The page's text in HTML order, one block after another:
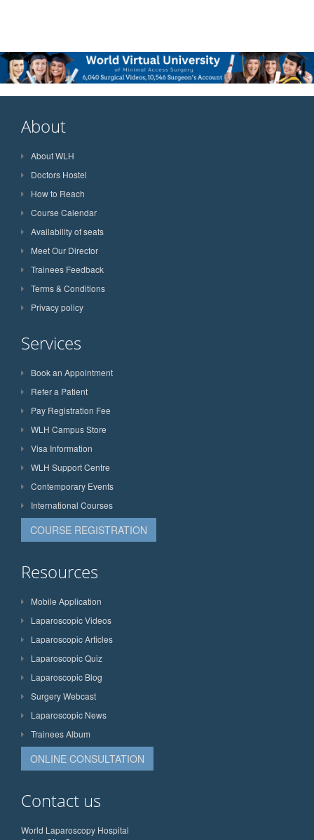
About
About WLH
Doctors Hostel
How to Reach
Course Calendar
Availability of seats
Meet Our Director
Trainees Feedback
Terms & Conditions
Privacy policy
Services
Book an Appointment
Refer a Patient
Pay Registration Fee
WLH Campus Store
Visa Information
WLH Support Centre
Contemporary Events
International Courses
COURSE REGISTRATION
Resources
Mobile Application
Laparoscopic Videos
Laparoscopic Articles
Laparoscopic Quiz
Laparoscopic Blog
Surgery Webcast
Laparoscopic News
Trainees Album
ONLINE CONSULTATION
Contact us
World Laparoscopy Hospital